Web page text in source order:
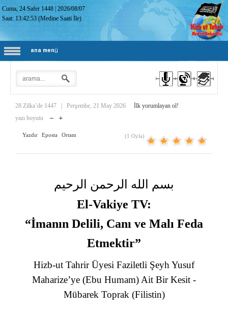
Cuma, 24 Safer 1448 |2026/08/07
Saat: 13:42:55 (Medine Saati İle)
ana menü
28 Zilka’de 1447 Perşembe, 21 May 2026
İlk yorumlayan ol!
yazı boyutu
Yazdır Eposta Ortam (1 Oyla)
بسم الله الرحمن الرحيم
El-Vakiye TV:
“İmanın Delili, Canı ve Malı Feda
Etmektir”
Hizb-ut Tahrir Üyesi Faziletli Şeyh Yusuf
Maharize’ye (Ebu Humam) Ait Bir Kesit -
Mübarek Toprak (Filistin)